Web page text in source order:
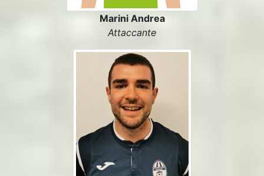
Marini Andrea
Attaccante